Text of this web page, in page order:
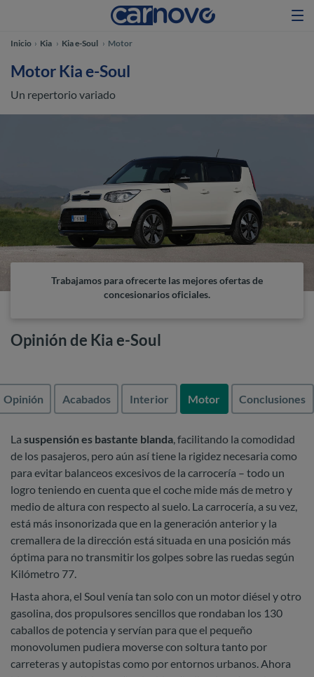
Inicio Kia Kia e-Soul Motor
Motor Kia e-Soul
Un repertorio variado
Trabajamos para ofrecerte las mejores ofertas de
concesionarios oficiales.
Opinión de Kia e-Soul
Opinión Acabados Interior Motor Conclusiones
La suspensión es bastante blanda, facilitando la comodidad
de los pasajeros, pero aún así tiene la rigidez necesaria como
para evitar balanceos excesivos de la carrocería – todo un
logro teniendo en cuenta que el coche mide más de metro y
medio de altura con respecto al suelo. La carrocería, a su vez,
está más insonorizada que en la generación anterior y la
cremallera de la dirección está situada en una posición más
óptima para no transmitir los golpes sobre las ruedas según
Kilómetro 77.
Hasta ahora, el Soul venía tan solo con un motor diésel y otro
gasolina, dos propulsores sencillos que rondaban los 130
caballos de potencia y servían para que el pequeño
monovolumen pudiera moverse con soltura tanto por
carreteras y autopistas como por entornos urbanos. Ahora